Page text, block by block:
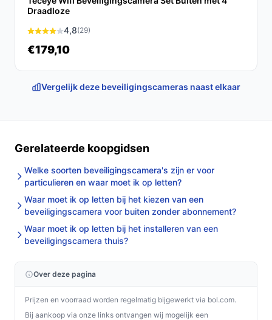
Draadloze
4,8(29)
€179,10
Vergelijk deze beveiligingscameras naast elkaar
Gerelateerde koopgidsen
Welke soorten beveiligingscamera's zijn er voor
particulieren en waar moet ik op letten?
Waar moet ik op letten bij het kiezen van een
beveiligingscamera voor buiten zonder abonnement?
Waar moet ik op letten bij het installeren van een
beveiligingscamera thuis?
Over deze pagina
Prijzen en voorraad worden regelmatig bijgewerkt via bol.com.
Bij aankoop via onze links ontvangen wij mogelijk een